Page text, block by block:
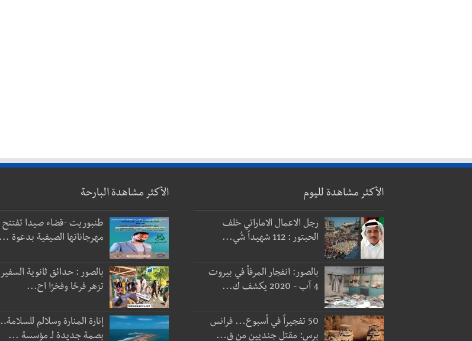
الأكثر مشاهدة لليوم
رجل الاعمال الاماراتي خلف
الحبتور : 112 شهيداً شُي...
بالصور: انفجار المرفأ في بيروت
4 آب - 2020 يكشف ك...
50 تفجيراً في أسبوع... فرانس
برس: مقتل جنديين من ق...
الأكثر مشاهدة البارحة
طنبوريت -قضاء صيدا تفتتح
مهرجاناتها الصيفية بدعوة ...
بالصور : حدائق ثانوية السفير
تزهر فرحًا وفخرًا اح...
إنارة المنارة وسلالم
بصمة جديدة لـ مؤسسة ...